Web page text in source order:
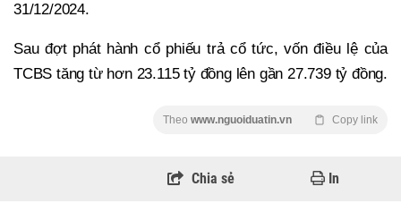
31/12/2024.
Sau đợt phát hành cổ phiếu trả cổ tức, vốn điều lệ của
TCBS tăng từ hơn 23.115 tỷ đồng lên gần 27.739 tỷ đồng.
Theo www.nguoiduatin.vn Copy link
Chia sẻ In